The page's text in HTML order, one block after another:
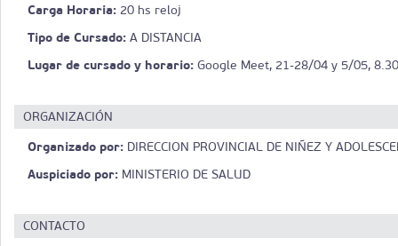
Carga Horaria: 20 hs reloj
Tipo de Cursado: A DISTANCIA
Lugar de cursado y horario: Google Meet, 21-28/04 y 5/05,
ORGANIZACIÓN
Organizado por: DIRECCION PROVINCIAL DE NIÑEZ Y
Auspiciado por: MINISTERIO DE SALUD
CONTACTO